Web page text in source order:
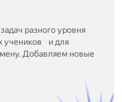
разного уровня
учеников и для
Добавляем новые